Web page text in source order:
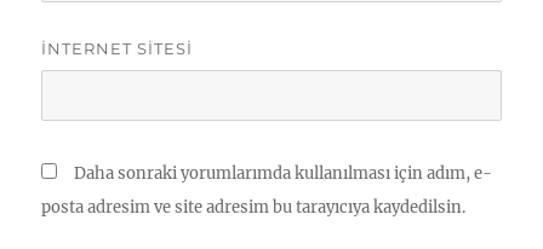
İNTERNET SITESI
Daha sonraki yorumlarımda kullanılması için adım, e-
posta adresim ve site adresim bu tarayıcıya kaydedilsin.